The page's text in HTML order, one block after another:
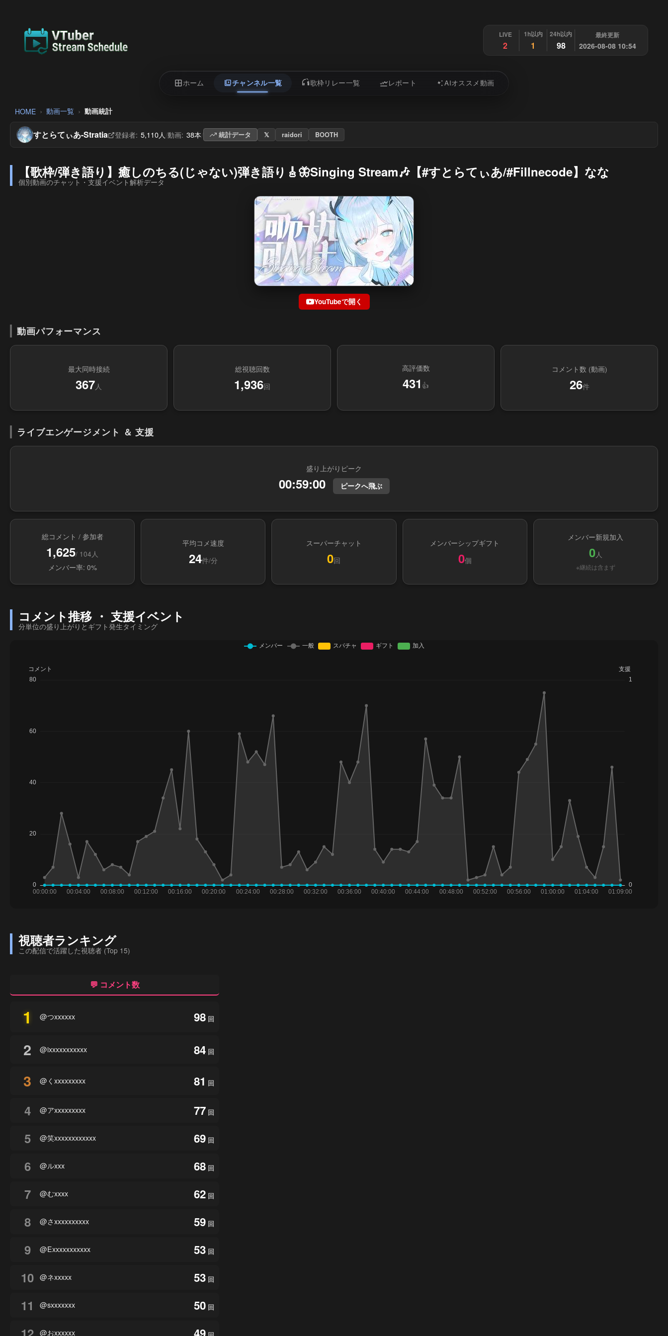
LIVE
2
1h以内
1
24h以内
98
最終更新
2026-08-08 10:54
ホーム チャンネル一覧 歌枠リレー一覧 レポート AIオススメ動画
HOME 動画一覧 動画統計
すとらてぃあ-Stratia 登録者: 5,110人/動画: 38本/ 統計データ 𝕏 raidori BOOTH
【歌枠/弾き語り】癒しのちる(じゃない)弾き語り🎸🦋Singing Stream🎶【#すとらてぃあ/#Fillnecode】なな
個別動画のチャット・支援イベント解析データ
YouTubeで開く
動画パフォーマンス
最大同時接続
367人
総視聴回数
1,936回
高評価数
431 👍
コメント数 (動画)
26件
ライブエンゲージメント ＆ 支援
盛り上がりピーク
00:59:00 ピークへ飛ぶ
総コメント / 参加者
1,625/ 104人
メンバー率: 0%
平均コメ速度
24件/分
スーパーチャット
0回
メンバーシップギフト
0個
メンバー新規加入
0人
※継続は含まず
コメント推移 ・ 支援イベント
分単位の盛り上がりとギフト発生タイミング
視聴者ランキング
この配信で活躍した視聴者 (Top 15)
💬 コメント数
1 @つxxxxxx 98 回
2 @ixxxxxxxxxxx 84 回
3 @くxxxxxxxxx 81 回
4 @アxxxxxxxxx 77 回
5 @笑xxxxxxxxxxxx 69 回
6 @ルxxx 68 回
7 @むxxxx 62 回
8 @さxxxxxxxxxx 59 回
9 @Exxxxxxxxxxx 53 回
10 @ネxxxxx 53 回
11 @sxxxxxxx 50 回
@おxxxxxx